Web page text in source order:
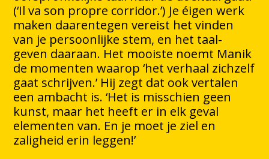
(‘Il va son propre corridor.’) Je éigen werk
maken daarentegen vereist het vinden
van je persoonlijke stem, en het taal-
geven daaraan. Het mooiste noemt Manik
de momenten waarop ‘het verhaal zichzelf
gaat schrijven.’ Hij zegt dat ook vertalen
een ambacht is. ‘Het is misschien geen
kunst, maar het heeft er in elk geval
elementen van. En je moet je ziel en
zaligheid erin leggen!’